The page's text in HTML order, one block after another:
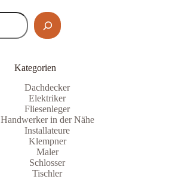
Kategorien
Dachdecker
Elektriker
Fliesenleger
Handwerker in der Nähe
Installateure
Klempner
Maler
Schlosser
Tischler